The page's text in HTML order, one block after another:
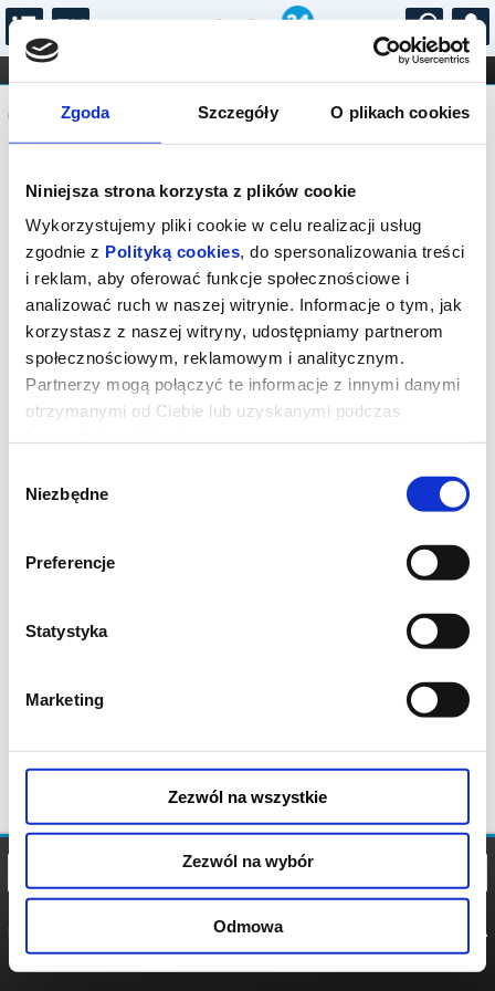
Zgoda Szczegóły O plikach cookies
Niniejsza strona korzysta z plików cookie
Wykorzystujemy pliki cookie w celu realizacji usług
zgodnie z Polityką cookies, do spersonalizowania treści
i reklam, aby oferować funkcje społecznościowe i
analizować ruch w naszej witrynie. Informacje o tym, jak
korzystasz z naszej witryny, udostępniamy partnerom
społecznościowym, reklamowym i analitycznym.
Partnerzy mogą połączyć te informacje z innymi danymi
otrzymanymi od Ciebie lub uzyskanymi podczas
zgody
Niezbędne
Preferencje
Statystyka
Marketing
Zezwól na wszystkie
Zezwól na wybór
Odmowa
...
FILHARMONIA OPERA I BALET
STAND-UP
DLA DZIECI
Komunikat
Sprzedaż biletów on-line na wydarzenie
została zakończona.
POLITYKA
POLITYKA